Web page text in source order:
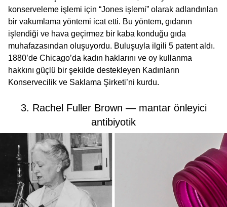
konserveleme işlemi için “Jones işlemi” olarak adlandırılan
bir vakumlama yöntemi icat etti. Bu yöntem, gıdanın
işlendiği ve hava geçirmez bir kaba konduğu gıda
muhafazasından oluşuyordu. Buluşuyla ilgili 5 patent aldı.
1880’de Chicago’da kadın haklarını ve oy kullanma
hakkını güçlü bir şekilde destekleyen Kadınların
Konservecilik ve Saklama Şirketi’ni kurdu.
3. Rachel Fuller Brown — mantar önleyici
antibiyotik